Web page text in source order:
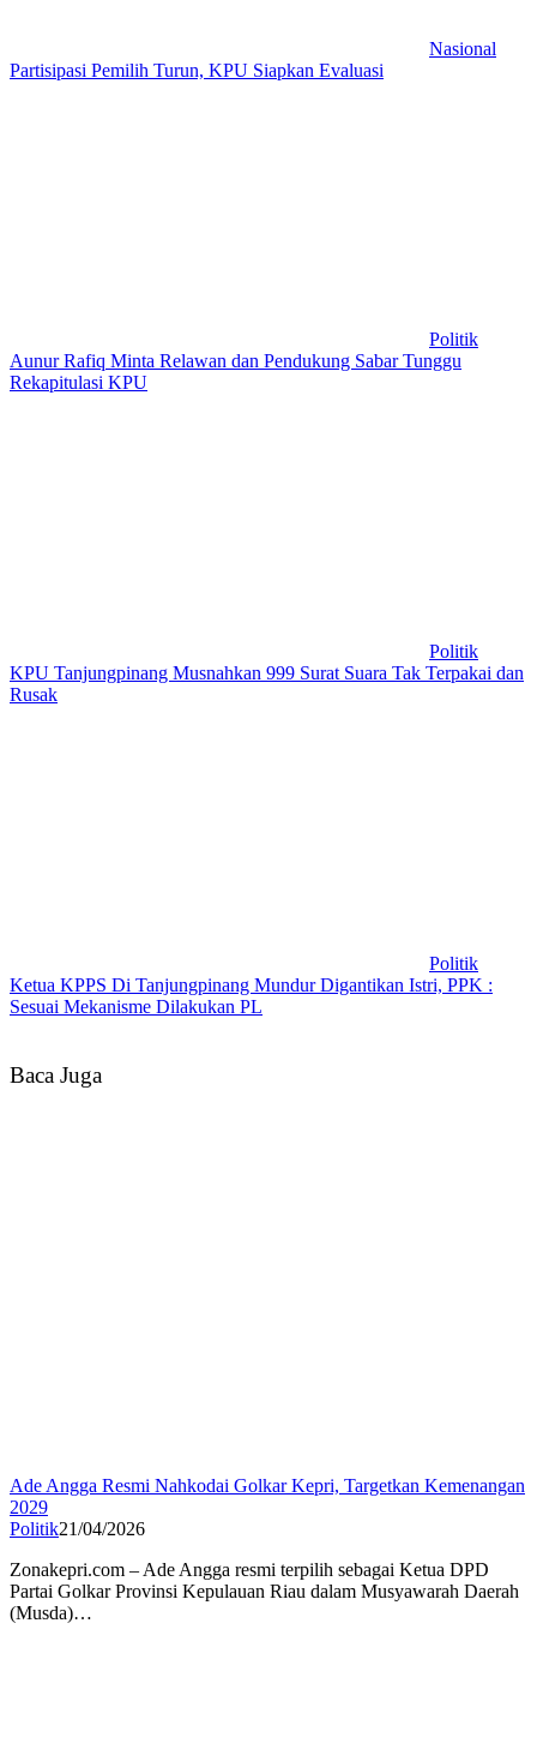
Nasional
Partisipasi Pemilih Turun, KPU Siapkan Evaluasi
Politik
Aunur Rafiq Minta Relawan dan Pendukung Sabar Tunggu
Rekapitulasi KPU
Politik
KPU Tanjungpinang Musnahkan 999 Surat Suara Tak Terpakai dan
Rusak
Politik
Ketua KPPS Di Tanjungpinang Mundur Digantikan Istri, PPK :
Sesuai Mekanisme Dilakukan PL
Baca Juga
Ade Angga Resmi Nahkodai Golkar Kepri, Targetkan Kemenangan
2029
Politik21/04/2026
Zonakepri.com – Ade Angga resmi terpilih sebagai Ketua DPD
Partai Golkar Provinsi Kepulauan Riau dalam Musyawarah Daerah
(Musda)…